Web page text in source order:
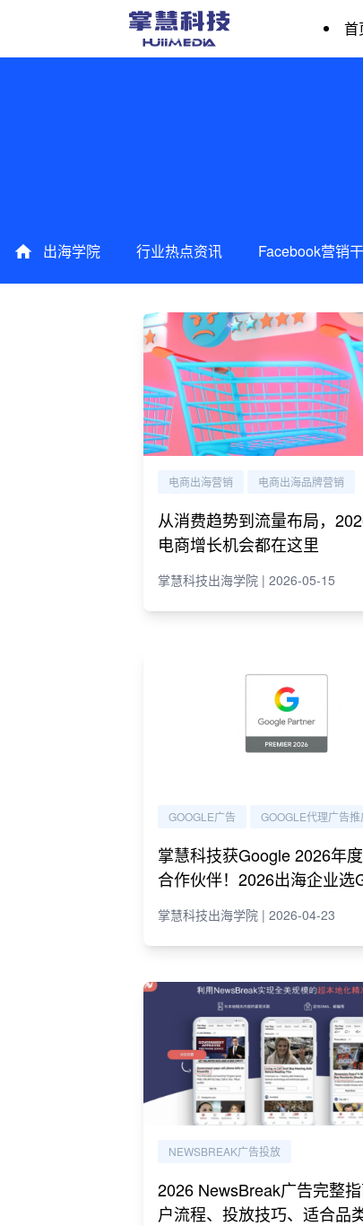
首
出海学院 行业热点资讯 Facebook营销
电商出海营销 电商出海品牌营销
从消费趋势到流量布局，
电商增长机会都在这里
掌慧科技出海学院 | 2026-05-15
GOOGLE广告 GOOGLE代理广告
掌慧科技获Google 2026年
合作伙伴！2026出海企业选
掌慧科技出海学院 | 2026-04-23
NEWSBREAK广告投放
2026 NewsBreak广告完整
户流程、投放技巧、适合品